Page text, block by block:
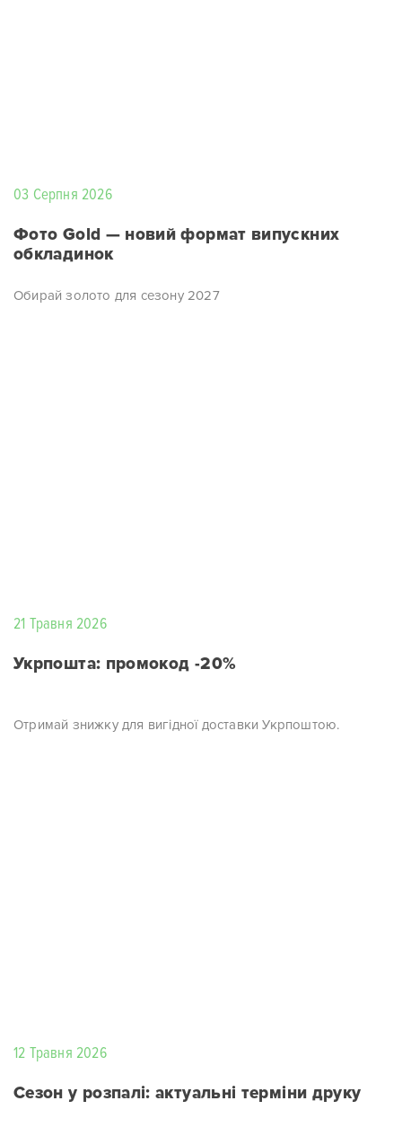
03 Серпня 2026
Фото Gold — новий формат випускних
обкладинок
Обирай золото для сезону 2027
21 Травня 2026
Укрпошта: промокод -20%
Отримай знижку для вигідної доставки Укрпоштою.
12 Травня 2026
Сезон у розпалі: актуальні терміни друку